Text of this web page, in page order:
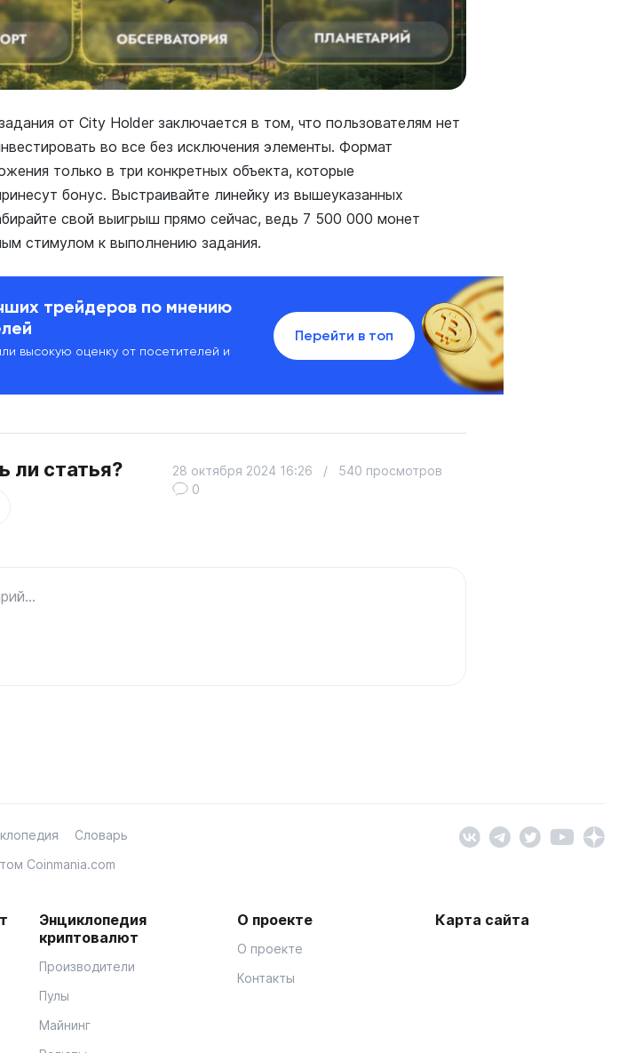
от City Holder заключается в том, что пользователям нет
во все без исключения элементы. Формат
только в три конкретных объекта, которые
бонус. Выстраивайте линейку из вышеуказанных
свой выигрыш прямо сейчас, ведь 7 500 000 монет
стимулом к выполнению задания.
трейдеров по мнению
высокую оценку от посетителей и
Перейти в топ
ли статья? 28 октября 2024 16:26 /
540 просмотров
0
Словарь
Coinmania.com
Энциклопедия
криптовалют
Производители
Пулы
Майнинг
О проекте
О проекте
Контакты
Карта сайта